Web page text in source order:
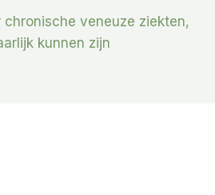
chronische veneuze ziekten,
kunnen zijn